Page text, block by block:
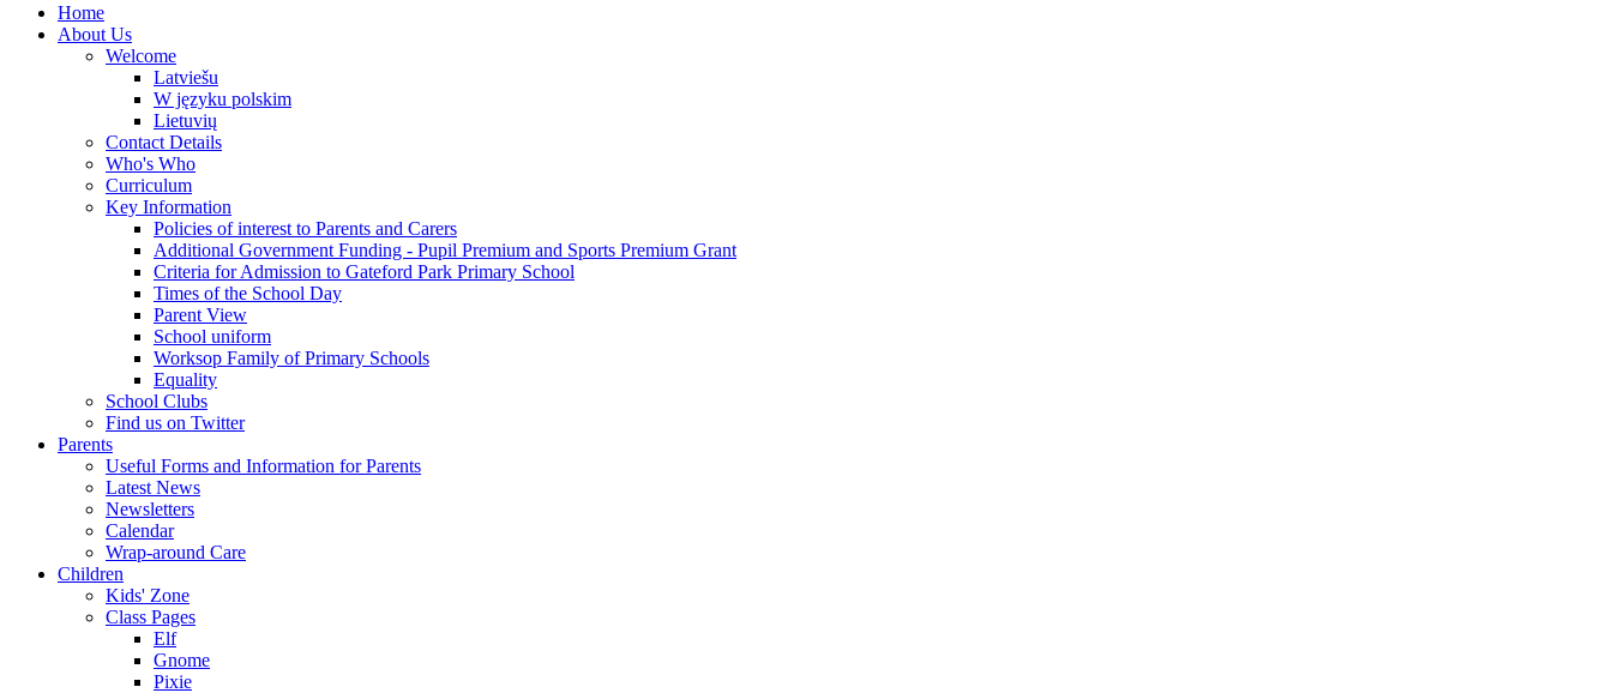
Home
About Us
Welcome
Latviešu
W języku polskim
Lietuvių
Contact Details
Who's Who
Curriculum
Key Information
Policies of interest to Parents and Carers
Additional Government Funding - Pupil Premium and Sports Premium Grant
Criteria for Admission to Gateford Park Primary School
Times of the School Day
Parent View
School uniform
Worksop Family of Primary Schools
Equality
School Clubs
Find us on Twitter
Parents
Useful Forms and Information for Parents
Latest News
Newsletters
Calendar
Wrap-around Care
Children
Kids' Zone
Class Pages
Elf
Gnome
Pixie